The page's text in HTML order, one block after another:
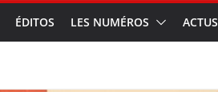
ÉDITOS LES NUMÉROS ACTUS